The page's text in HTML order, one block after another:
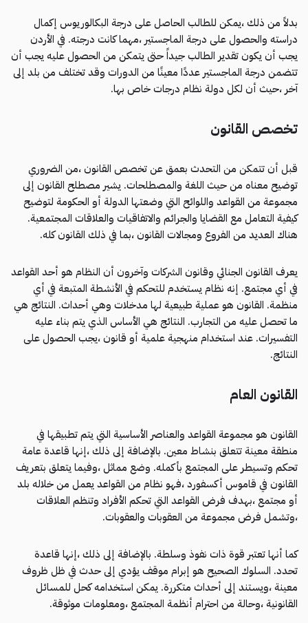
بدلاً من ذلك ،يمكن للطالب الحاصل على درجة البكالوريوس إكمال
دراسته والحصول على درجة الماجستير ،مهما كانت درجته. في الأردن
يجب أن يكون تقدير الطالب جيداً حتى يتمكن من الحصول عليه يجب أن
تتضمن درجة الماجستير عددًا معينًا من الدورات وقد تختلف من بلد إلى
آخر ،حيث أن لكل دولة نظام درجات خاص بها.
تخصص القانون
قبل أن تتمكن من التحدث بعمق عن تخصص القانون ،من الضروري
توضيح معناه من حيث اللغة والمصطلحات. يشير مصطلح القانون إلى
مجموعة من القواعد واللوائح التي وضعتها الدولة أو الحكومة لتوضيح
كيفية التعامل مع القضايا والجرائم والاتفاقيات والعلاقات المجتمعية.
هناك العديد من الفروع ومجالات القانون ،بما في ذلك القانون كله.
يعرف القانون الجنائي وقانون الشركات وآخرون أن النظام هو أحد القواعد
في أي مجتمع. إنه نظام يستخدم للتحكم في الأنشطة المتبعة في أي
منظمة. القانون هو عملية طبيعية لها مدخلات وهي أحداث. النتائج هي
ما تحصل عليه من التجارب. النتائج هي الأساس الذي يتم بناء عليه
التفسيرات. عند استخدام منهجية علمية أو قانون ،يجب الحصول على
النتائج.
القانون العام
القانون هو مجموعة القواعد والعناصر الأساسية التي يتم تطبيقها في
منطقة معينة تتعلق بنشاط معين. بالإضافة إلى ذلك ،إنها قاعدة عامة
تحكم وتسيطر على المجتمع بأكمله. وضع مماثل ،وفيما يتعلق بتعريف
القانون في قاموس أكسفورد ،فهو نظام من القواعد يعمل من خلاله بلد
أو مجتمع ،بهدف فرض القواعد التي تحكم الأفراد وتنظم العلاقات
،وتشمل فرض مجموعة من العقوبات والعقوبات.
كما أنها تعتبر قوة ذات نفوذ وسلطة. بالإضافة إلى ذلك ،إنها قاعدة
تحدد. السلوك الصحيح هو إبرام موقف يؤدي إلى حدث في ظل ظروف
معينة ،ويستند إلى أحداث متكررة. يمكن استخدامه كحل للمسائل
القانونية ،وحالة من احترام أنظمة المجتمع ،ومعلومات موثوقة.